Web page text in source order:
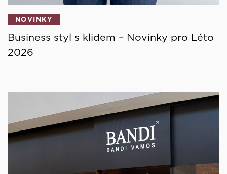
NOVINKY
Business styl s klidem – Novinky pro Léto
2026